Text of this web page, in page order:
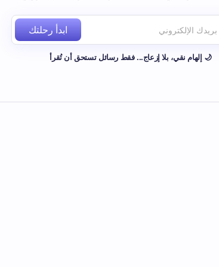
ابدأ رحلتك
🌙 إلهام نقي، بلا إزعاج... فقط رسائل تستحق أن تُقرأ